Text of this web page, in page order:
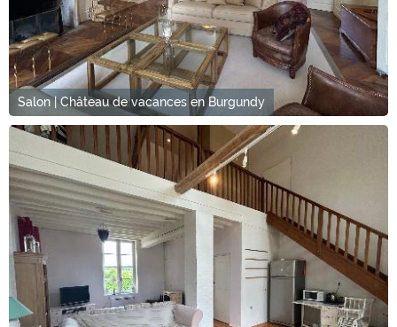
Salon | Château de vacances en Burgundy